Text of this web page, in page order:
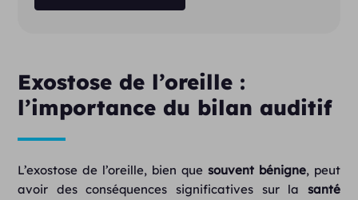
Exostose de l’oreille :
l’importance du bilan auditif
L’exostose de l’oreille, bien que souvent bénigne, peut
avoir des conséquences significatives sur la santé